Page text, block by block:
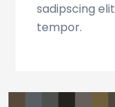
sadipscing
tempor.